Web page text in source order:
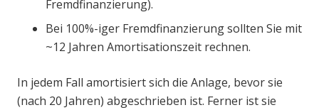
Fremdfinanzierung).
Bei 100%-iger Fremdfinanzierung sollten Sie mit
~12 Jahren Amortisationszeit rechnen.
In jedem Fall amortisiert sich die Anlage, bevor sie
(nach 20 Jahren) abgeschrieben ist. Ferner ist sie